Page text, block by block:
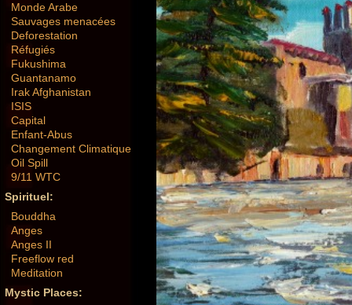
Monde Arabe
Sauvages menacées
Deforestation
Réfugiés
Fukushima
Guantanamo
Irak Afghanistan
ISIS
Capital
Enfant-Abus
Changement Climatique
Oil Spill
9/11 WTC
Spirituel:
Bouddha
Anges
Anges II
Freeflow red
Meditation
Mystic Places: